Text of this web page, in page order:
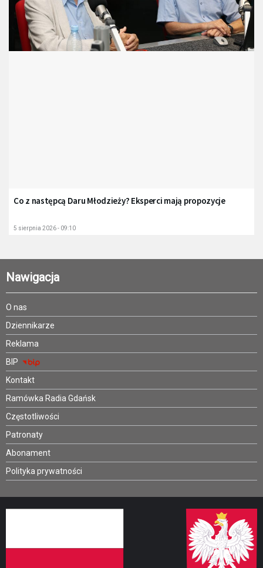
Co z następcą Daru Młodzieży? Eksperci mają propozycje
5 sierpnia 2026 - 09:10
Nawigacja
O nas
Dziennikarze
Reklama
BIP
Kontakt
Ramówka Radia Gdańsk
Częstotliwości
Patronaty
Abonament
Polityka prywatności